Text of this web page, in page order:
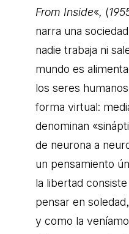
From Inside«, (
narra una sociedad
nadie trabaja ni
mundo es
los seres
forma virtual:
denominan
de neurona a
un pensamiento
la libertad
pensar en
y como la